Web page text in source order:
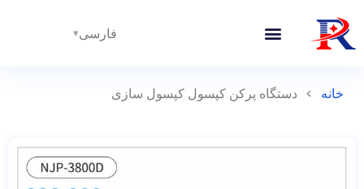
فارسی
خانه > دستگاه پرکن کپسول کپسول سازی